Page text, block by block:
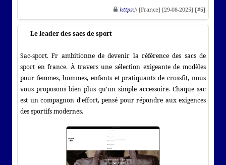
https:// [France] [29-08-2025] [#5]
Le leader des sacs de sport
Sac-sport. Fr ambitionne de devenir la référence des sacs de
sport en france. À travers une sélection exigeante de modèles
pour femmes, hommes, enfants et pratiquants de crossfit, nous
vous proposons bien plus qu'un simple accessoire. Chaque sac
est un compagnon d'effort, pensé pour répondre aux exigences
des sportifs modernes.